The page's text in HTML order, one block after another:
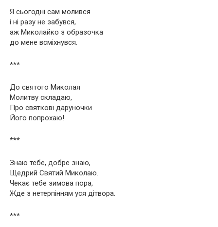
Я сьогодні сам молився
і ні разу не забувся,
аж Миколайко з образочка
до мене всміхнувся.
***
До святого Миколая
Молитву складаю,
Про святкові даруночки
Його попрохаю!
***
Знаю тебе, добре знаю,
Щедрий Святий Миколаю.
Чекає тебе зимова пора,
Жде з нетерпінням уся дітвора.
***